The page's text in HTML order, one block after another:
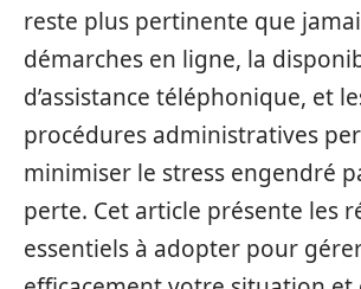
reste plus pertinente que
démarches en ligne, la
d’assistance téléphonique, et
procédures administratives
minimiser le stress engendré
perte. Cet article présente les
essentiels à adopter pour